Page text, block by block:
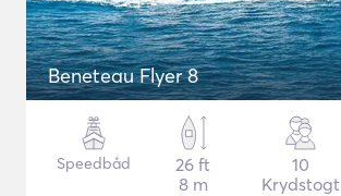
Beneteau Flyer 8
Speedbåd
26 ft
8 m
10
Krydstogt